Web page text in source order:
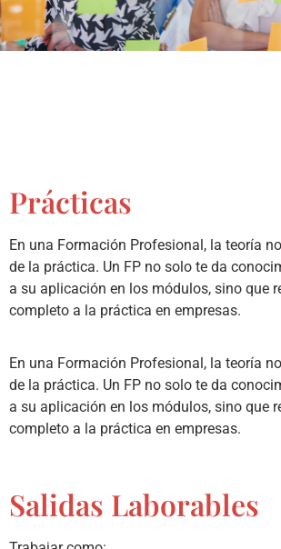
Prácticas
En una Formación Profesional, la teoría
de la práctica. Un FP no solo te da
a su aplicación en los módulos, sino que
completo a la práctica en empresas.
En una Formación Profesional, la teoría
de la práctica. Un FP no solo te da
a su aplicación en los módulos, sino que
completo a la práctica en empresas.
Salidas Laborables